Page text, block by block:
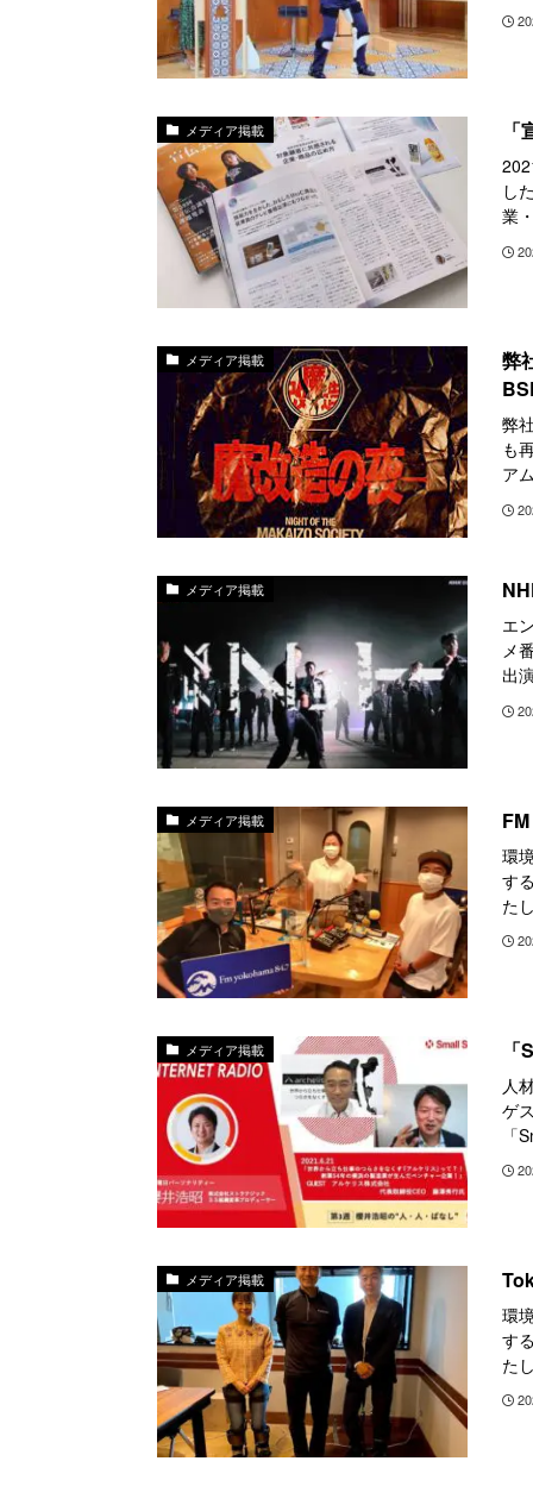
メディア掲載
し
業
メディア掲載
弊
弊
も
ア
メディア掲載
エ
メ
出
メディア掲載
環
す
た
メディア掲載
人
ゲ
「
メディア掲載
環
す
た